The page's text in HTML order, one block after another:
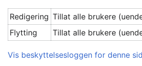
Redigering Tillat alle brukere
Flytting
Tillat alle brukere
Vis beskyttelsesloggen for denne